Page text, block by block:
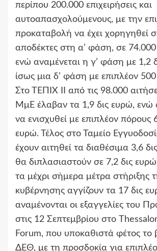
περίπου 200.000 επιχειρήσεις και
αυτοαπασχολούμενους, με την
προκαταβολή να έχει χορηγηθεί
αποδέκτες στη α’ φάση, σε
ενώ αναμένεται η γ’ φάση με 1,2
ίσως μια δ’ φάση με επιπλέον
Στο ΤΕΠΙΧ ΙΙ από τις 98.000
ΜμΕ έλαβαν τα 1,9 δις ευρώ, ενώ
να ενισχυθεί με επιπλέον πόρους
ευρώ. Τέλος στο Ταμείο
έχουν αιτηθεί τα διαθέσιμα 3,6
θα διπλασιαστούν σε 7,2 δις
τα μέχρι σήμερα μέτρα στήριξης
κυβέρνησης αγγίζουν τα 17 δις
αναμένονται οι εξαγγελίες του
στις 12 Σεπτεμβρίου στο
Forum, που υποκαθιστά φέτος το
ΔΕΘ, με τη προσδοκία για